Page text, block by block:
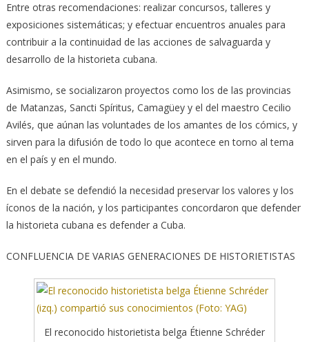
Entre otras recomendaciones: realizar concursos, talleres y
exposiciones sistemáticas; y efectuar encuentros anuales para
contribuir a la continuidad de las acciones de salvaguarda y
desarrollo de la historieta cubana.
Asimismo, se socializaron proyectos como los de las provincias
de Matanzas, Sancti Spíritus, Camagüey y el del maestro Cecilio
Avilés, que aúnan las voluntades de los amantes de los cómics, y
sirven para la difusión de todo lo que acontece en torno al tema
en el país y en el mundo.
En el debate se defendió la necesidad preservar los valores y los
íconos de la nación, y los participantes concordaron que defender
la historieta cubana es defender a Cuba.
CONFLUENCIA DE VARIAS GENERACIONES DE HISTORIETISTAS
El reconocido historietista belga Étienne Schréder